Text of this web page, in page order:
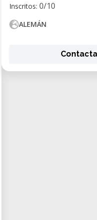
Inscritos: 0/10
ALEMÁN